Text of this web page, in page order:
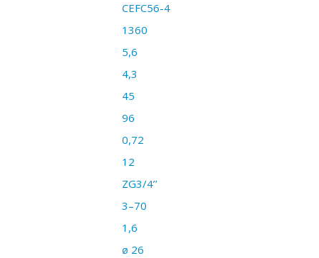
CEFC56-4
1360
5,6
4,3
45
96
0,72
12
ZG3/4’’
3–70
1,6
ø 26